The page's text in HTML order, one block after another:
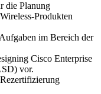
die Planung
Produkten
im Bereich der
Cisco Enterprise
vor.